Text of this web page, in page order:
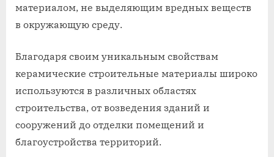
материалом, не выделяющим вредных веществ
в окружающую среду.
Благодаря своим уникальным свойствам
керамические строительные материалы широко
используются в различных областях
строительства, от возведения зданий и
сооружений до отделки помещений и
благоустройства территорий.